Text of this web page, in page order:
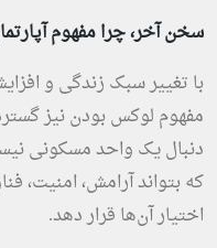
سخن آخر، چرا مفهوم
با تغییر سبک زندگی و
مفهوم لوکس بودن نیز
دنبال یک واحد مسکونی
که بتواند آرامش، امنیت،
اختیار آن‌ها قرار دهد.